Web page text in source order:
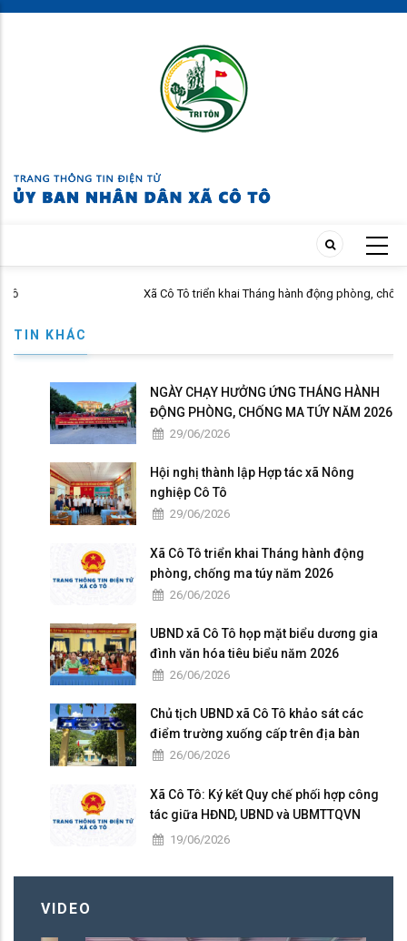
Skip
Xã Cô Tô triển khai Tháng hành động phòng, chống ma túy
TIN KHÁC
NGÀY CHẠY HƯỞNG ỨNG THÁNG HÀNH
ĐỘNG PHÒNG, CHỐNG MA TÚY NĂM 2026
29/06/2026
Hội nghị thành lập Hợp tác xã Nông
nghiệp Cô Tô
29/06/2026
Xã Cô Tô triển khai Tháng hành động
phòng, chống ma túy năm 2026
26/06/2026
UBND xã Cô Tô họp mặt biểu dương gia
đình văn hóa tiêu biểu năm 2026
26/06/2026
Chủ tịch UBND xã Cô Tô khảo sát các
điểm trường xuống cấp trên địa bàn
26/06/2026
Xã Cô Tô: Ký kết Quy chế phối hợp công
tác giữa HĐND, UBND và UBMTTQVN
nhiệm kỳ 2026 – 2031
19/06/2026
VIDEO